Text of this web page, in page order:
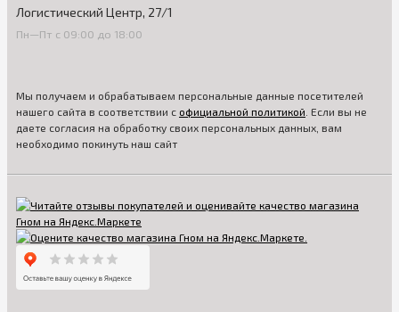
Логистический Центр, 27/1
Пн—Пт с 09:00 до 18:00
Мы получаем и обрабатываем персональные данные посетителей
нашего сайта в соответствии с официальной политикой . Если вы не
даете согласия на обработку своих персональных данных, вам
необходимо покинуть наш сайт